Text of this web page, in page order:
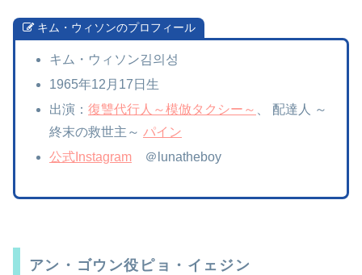
キム・ウィソンのプロフィール
キム・ウィソン김의성
1965年12月17日生
出演： 復讐代行人～模倣タクシー～
、 配達人 ～
終末の救世主～ パイン
公式Instagram＠lunatheboy
アン・ゴウン役ピョ・イェジン